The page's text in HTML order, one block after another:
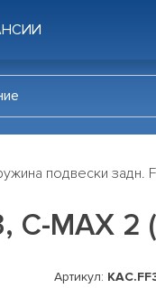
подвески задн.
C-MAX 2
Артикул: